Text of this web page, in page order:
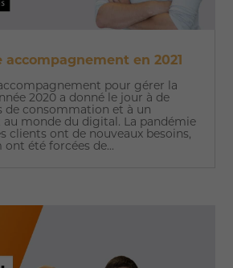
en 2021
pour gérer la
2020 a donné le jour à de
de consommation et à un
monde du digital. La pandémie
clients ont de nouveaux besoins,
ont été forcées de...